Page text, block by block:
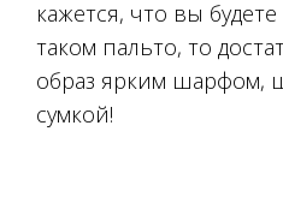
кажется, что вы
таком пальто, то
образ ярким шарфом,
сумкой!